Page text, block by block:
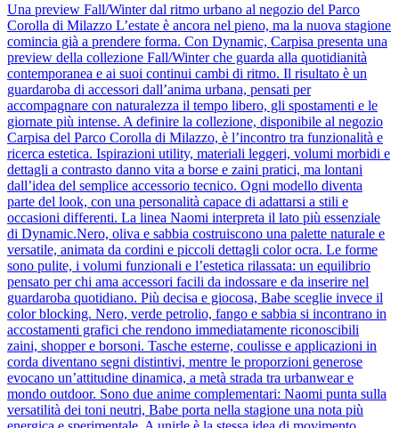
Una preview Fall/Winter dal ritmo urbano al negozio del Parco
Corolla di Milazzo L’estate è ancora nel pieno, ma la nuova stagione
comincia già a prendere forma. Con Dynamic, Carpisa presenta una
preview della collezione Fall/Winter che guarda alla quotidianità
contemporanea e ai suoi continui cambi di ritmo. Il risultato è un
guardaroba di accessori dall’anima urbana, pensati per
accompagnare con naturalezza il tempo libero, gli spostamenti e le
giornate più intense. A definire la collezione, disponibile al negozio
Carpisa del Parco Corolla di Milazzo, è l’incontro tra funzionalità e
ricerca estetica. Ispirazioni utility, materiali leggeri, volumi morbidi e
dettagli a contrasto danno vita a borse e zaini pratici, ma lontani
dall’idea del semplice accessorio tecnico. Ogni modello diventa
parte del look, con una personalità capace di adattarsi a stili e
occasioni differenti. La linea Naomi interpreta il lato più essenziale
di Dynamic.Nero, oliva e sabbia costruiscono una palette naturale e
versatile, animata da cordini e piccoli dettagli color ocra. Le forme
sono pulite, i volumi funzionali e l’estetica rilassata: un equilibrio
pensato per chi ama accessori facili da indossare e da inserire nel
guardaroba quotidiano. Più decisa e giocosa, Babe sceglie invece il
color blocking. Nero, verde petrolio, fango e sabbia si incontrano in
accostamenti grafici che rendono immediatamente riconoscibili
zaini, shopper e borsoni. Tasche esterne, coulisse e applicazioni in
corda diventano segni distintivi, mentre le proporzioni generose
evocano un’attitudine dinamica, a metà strada tra urbanwear e
mondo outdoor. Sono due anime complementari: Naomi punta sulla
versatilità dei toni neutri, Babe porta nella stagione una nota più